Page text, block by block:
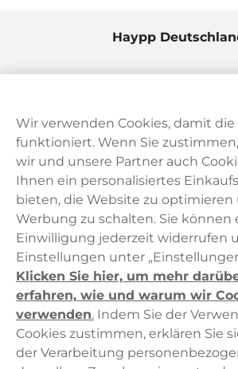
Haypp
Kontaktieren Sie
Kundendienst
Links
Über uns
Wir verwenden Cookies, damit
funktioniert. Wenn Sie
wir und unsere Partner auch
Ihnen ein personalisiertes
bieten, die Website zu optimieren
Werbung zu schalten. Sie können
Einwilligung jederzeit widerrufen
Einstellungen unter
Klicken Sie hier, um mehr
erfahren, wie und warum wir
verwenden. Indem Sie der
Cookies zustimmen, erklären Sie
der Verarbeitung